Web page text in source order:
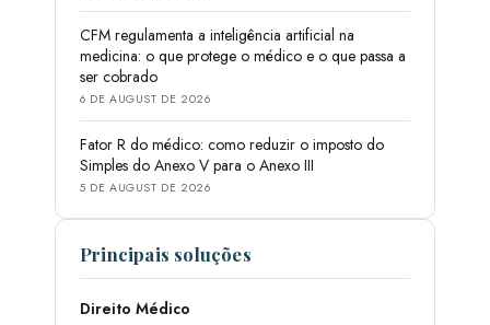
CFM regulamenta a inteligência artificial na
medicina: o que protege o médico e o que passa a
ser cobrado
6 DE AUGUST DE 2026
Fator R do médico: como reduzir o imposto do
Simples do Anexo V para o Anexo III
5 DE AUGUST DE 2026
Principais soluções
Direito Médico